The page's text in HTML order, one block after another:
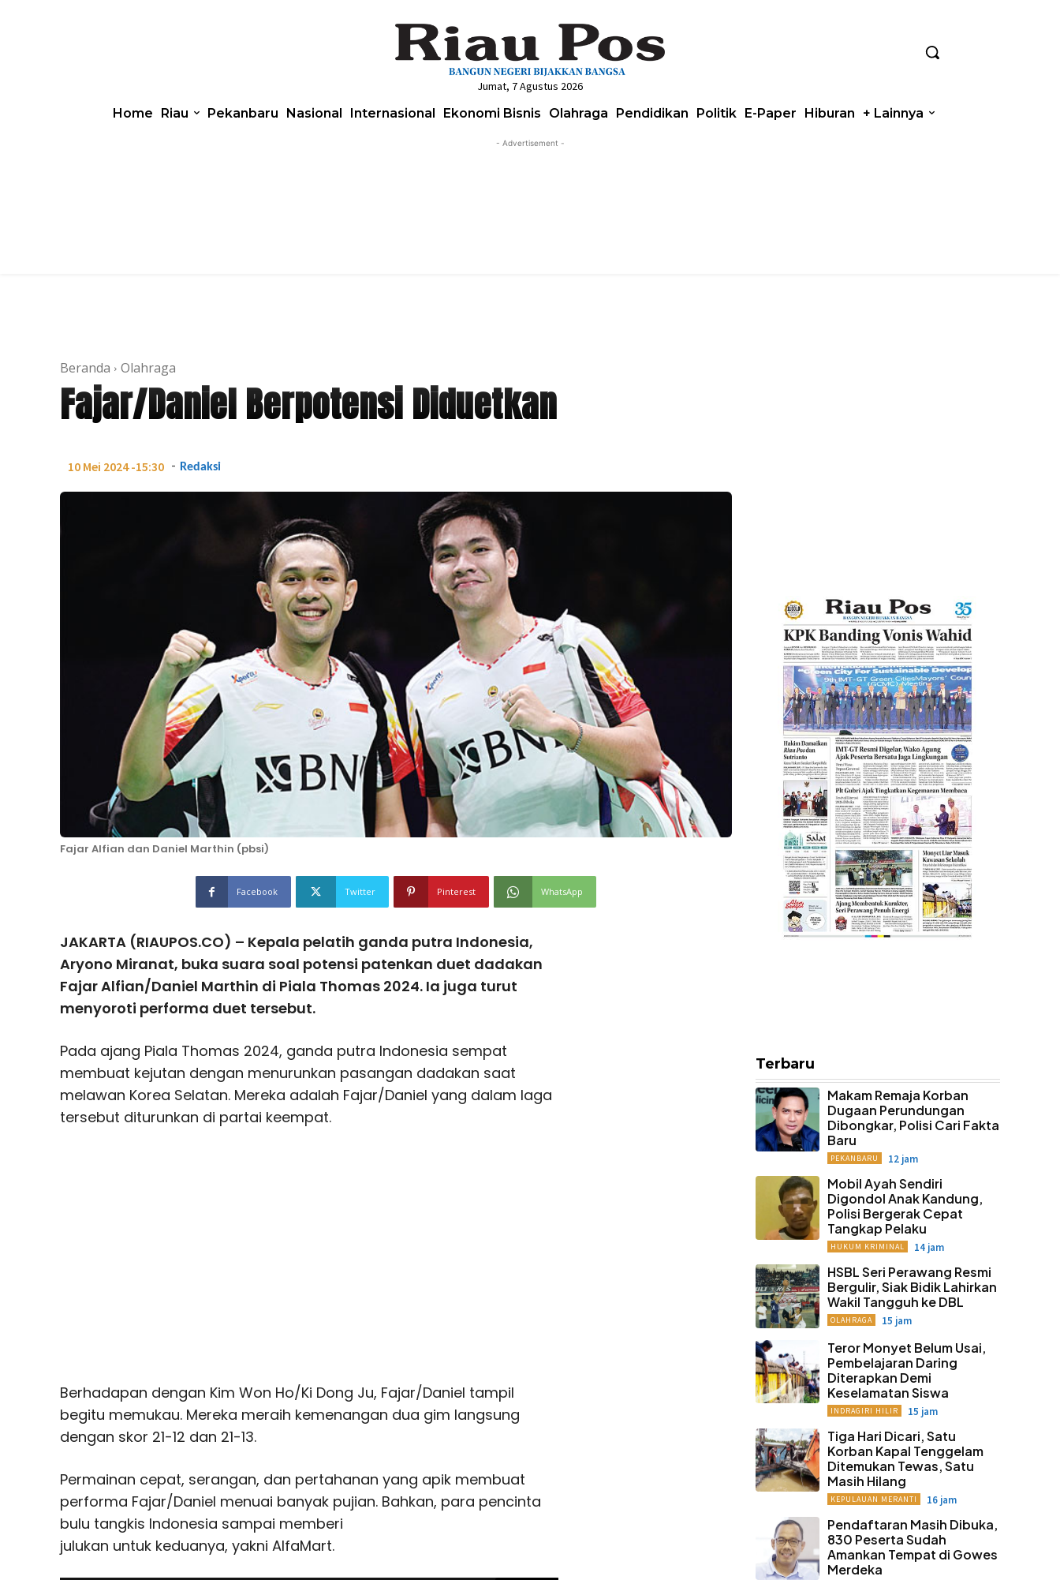
Jumat, 7 Agustus 2026
Home Riau Pekanbaru Nasional Internasional Ekonomi Bisnis Olahraga Pendidikan Politik E-Paper Hiburan + Lainnya
- Advertisement -
Beranda Olahraga
Fajar/Daniel Berpotensi Diduetkan
10 Mei 2024 -15:30 - Redaksi
Fajar Alfian dan Daniel Marthin (pbsi)
Facebook Twitter Pinterest WhatsApp
JAKARTA (RIAUPOS.CO) – Kepala pelatih ganda putra Indonesia,
Aryono Miranat, buka suara soal potensi patenkan duet dadakan
Fajar Alfian/Daniel Marthin di Piala Thomas 2024. Ia juga turut
menyoroti performa duet tersebut.
Pada ajang Piala Thomas 2024, ganda putra Indonesia sempat
membuat kejutan dengan menurunkan pasangan dadakan saat
melawan Korea Selatan. Mereka adalah Fajar/Daniel yang dalam laga
tersebut diturunkan di partai keempat.
Berhadapan dengan Kim Won Ho/Ki Dong Ju, Fajar/Daniel tampil
begitu memukau. Mereka meraih kemenangan dua gim langsung
dengan skor 21-12 dan 21-13.
Permainan cepat, serangan, dan pertahanan yang apik membuat
performa Fajar/Daniel menuai banyak pujian. Bahkan, para pencinta
bulu tangkis Indonesia sampai memberi
julukan untuk keduanya, yakni AlfaMart.
Terbaru
Makam Remaja Korban
Dugaan Perundungan
Dibongkar, Polisi Cari Fakta
Baru
PEKANBARU 12 jam
Mobil Ayah Sendiri
Digondol Anak Kandung,
Polisi Bergerak Cepat
Tangkap Pelaku
HUKUM KRIMINAL 14 jam
HSBL Seri Perawang Resmi
Bergulir, Siak Bidik Lahirkan
Wakil Tangguh ke DBL
OLAHRAGA 15 jam
Teror Monyet Belum Usai,
Pembelajaran Daring
Diterapkan Demi
Keselamatan Siswa
INDRAGIRI HILIR 15 jam
Tiga Hari Dicari, Satu
Korban Kapal Tenggelam
Ditemukan Tewas, Satu
Masih Hilang
KEPULAUAN MERANTI 16 jam
Pendaftaran Masih Dibuka,
830 Peserta Sudah
Amankan Tempat di Gowes
Merdeka